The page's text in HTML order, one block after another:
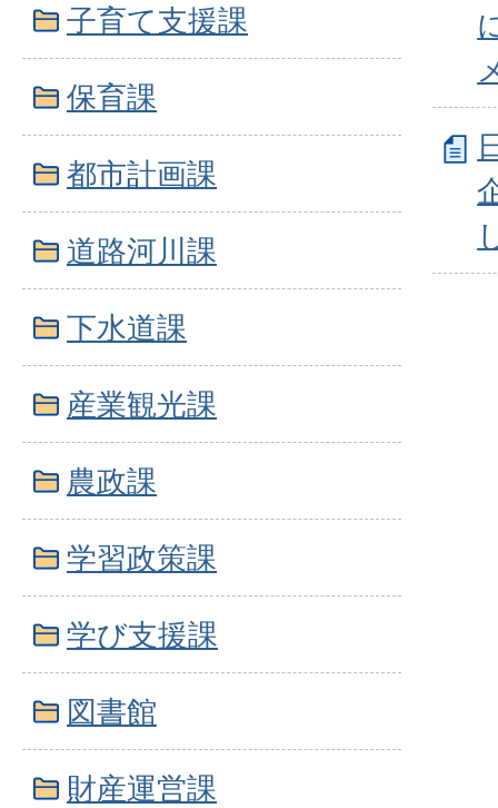
子育て支援課
保育課
都市計画課
道路河川課
下水道課
産業観光課
農政課
学習政策課
学び支援課
図書館
財産運営課